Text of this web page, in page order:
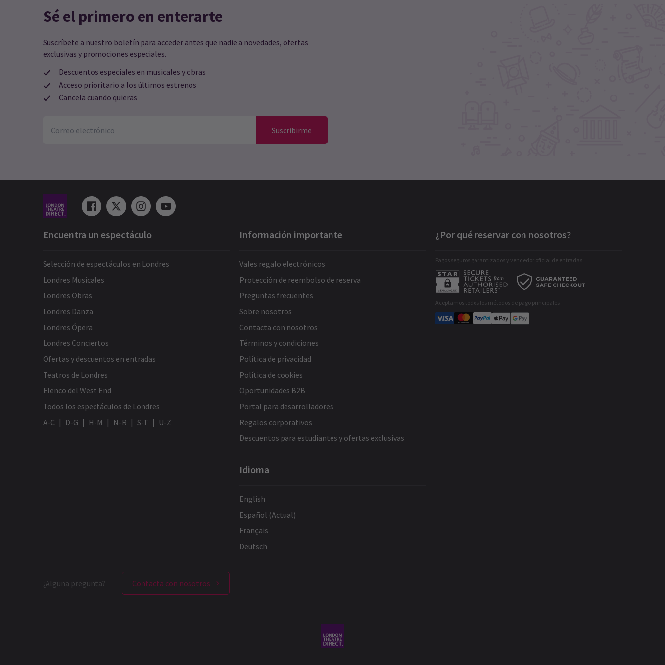
Sé el primero en enterarte
Suscríbete a nuestro boletín para acceder antes que nadie a novedades, ofertas
exclusivas y promociones especiales.
Descuentos especiales en musicales y obras
Acceso prioritario a los últimos estrenos
Cancela cuando quieras
Suscribirme
Encuentra un espectáculo
Selección de espectáculos en Londres
Londres Musicales
Londres Obras
Londres Danza
Londres Ópera
Londres Conciertos
Ofertas y descuentos en entradas
Teatros de Londres
Elenco del West End
Todos los espectáculos de Londres
A-C
D-G H-M N-R S-T U-Z
Información importante
Vales regalo electrónicos
Protección de reembolso de reserva
Preguntas frecuentes
Sobre nosotros
Contacta con nosotros
Términos y condiciones
Política de privacidad
Política de cookies
Oportunidades B2B
Portal para desarrolladores
Regalos corporativos
Descuentos para estudiantes y ofertas exclusivas
Idioma
English
Español (Actual)
Français
Deutsch
¿Alguna pregunta? Contacta con nosotros
¿Por qué reservar con nosotros?
Pagos seguros garantizados y vendedor oficial de entradas
Aceptamos todos los métodos de pago principales